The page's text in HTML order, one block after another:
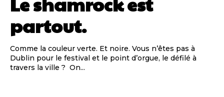
partout.
Comme la couleur verte. Et noire. Vous n’êtes pas à
Dublin pour le festival et le point d’orgue, le défilé à
travers la ville ? On...